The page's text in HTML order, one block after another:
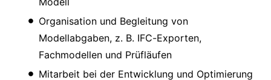
Organisation und Begleitung von
Modellabgaben, z. B. IFC-Exporten,
Fachmodellen und Prüfläufen
Mitarbeit bei der Entwicklung und Optimierung